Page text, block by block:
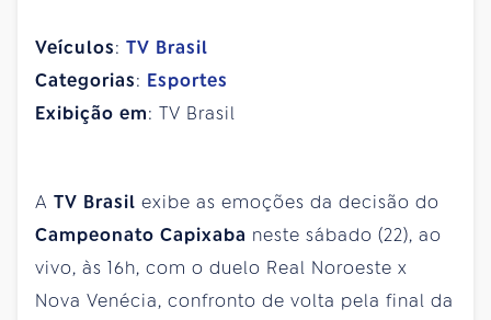
Veículos: TV Brasil
Categorias: Esportes
Exibição em: TV Brasil
A TV Brasil exibe as emoções da decisão do
Campeonato Capixaba neste sábado (22), ao
vivo, às 16h, com o duelo Real Noroeste x
Nova Venécia, confronto de volta pela final da